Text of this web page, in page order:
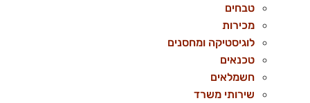
טבחים
מכירות
לוגיסטיקה ומחסנים
טכנאים
חשמלאים
שירותי משרד